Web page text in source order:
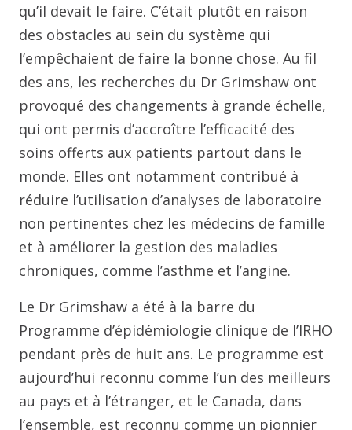
qu’il devait le faire. C’était plutôt en raison
des obstacles au sein du système qui
l’empêchaient de faire la bonne chose. Au fil
des ans, les recherches du Dr Grimshaw ont
provoqué des changements à grande échelle,
qui ont permis d’accroître l’efficacité des
soins offerts aux patients partout dans le
monde. Elles ont notamment contribué à
réduire l’utilisation d’analyses de laboratoire
non pertinentes chez les médecins de famille
et à améliorer la gestion des maladies
chroniques, comme l’asthme et l’angine.
Le Dr Grimshaw a été à la barre du
Programme d’épidémiologie clinique de l’IRHO
pendant près de huit ans. Le programme est
aujourd’hui reconnu comme l’un des meilleurs
au pays et à l’étranger, et le Canada, dans
l’ensemble, est reconnu comme un pionnier